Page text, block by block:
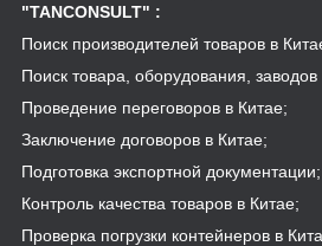
"TANCONSULT" :
Поиск производителей товаров в
Поиск товара, оборудования, заводов
Проведение переговоров в Китае;
Заключение договоров в Китае;
Подготовка экспортной документации;
Контроль качества товаров в Китае;
Проверка погрузки контейнеров в